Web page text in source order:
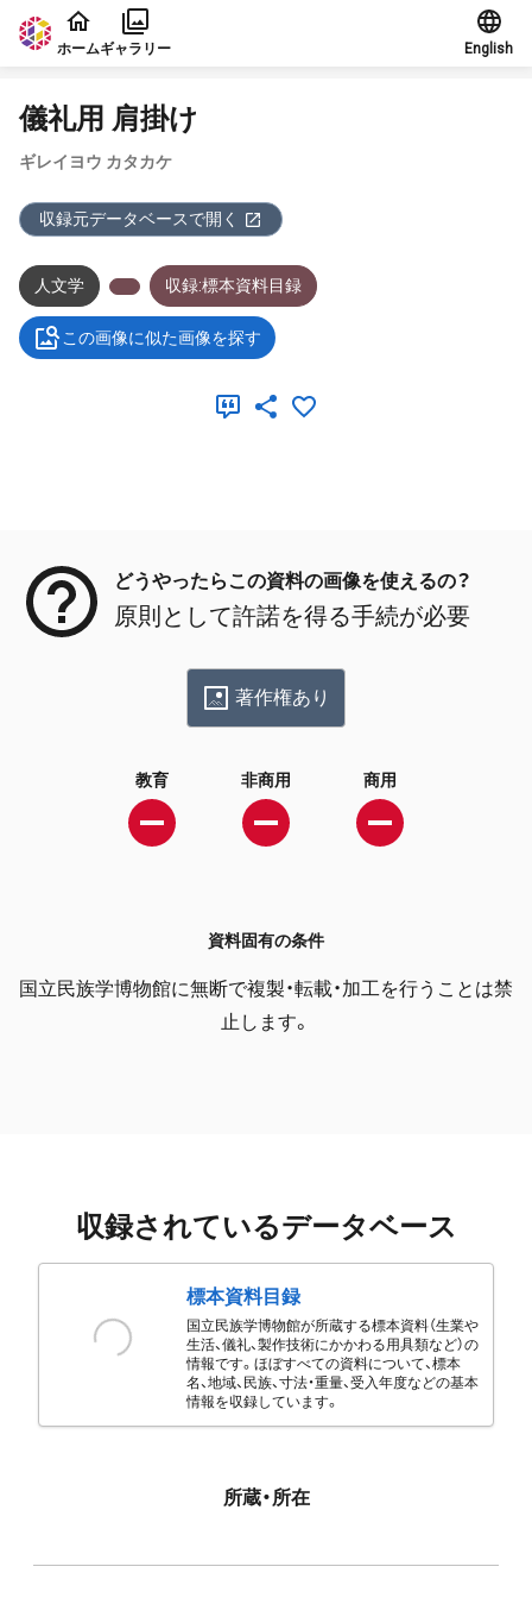
本文に飛ぶ
ホームギャラリー English
儀礼用 肩掛け
ギレイヨウ カタカケ
収録元データベースで開く
人文学 収録:標本資料目録
この画像に似た画像を探す
どうやったらこの資料の画像を使えるの？
原則として許諾を得る手続が必要
著作権あり
教育 非商用 商用
資料固有の条件
国立民族学博物館に無断で複製・転載・加工を行うことは禁
止します。
収録されているデータベース
標本資料目録
国立民族学博物館が所蔵する標本資料（生業や
生活、儀礼、製作技術にかかわる用具類など）の
情報です。ほぼすべての資料について、標本
名、地域、民族、寸法・重量、受入年度などの基本
情報を収録しています。
所蔵・所在